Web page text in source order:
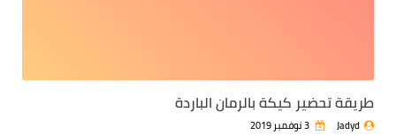
طريقة تحضير كيكة بالرمان الباردة
Jadyd